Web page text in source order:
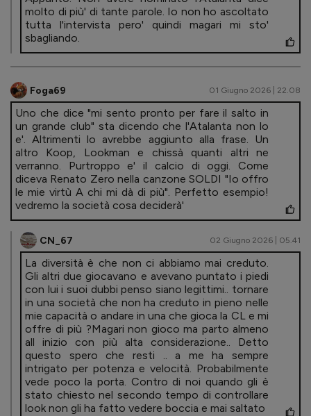
molto di più' di tante parole. Io non ho ascoltato
tutta l'intervista pero' quindi magari mi sto'
sbagliando.
Foga69 01 Giugno 2026 | 22.08
Uno che dice "mi sento pronto per fare il salto in
un grande club" sta dicendo che l'Atalanta non lo
e'. Altrimenti lo avrebbe aggiunto alla frase. Un
altro Koop, Lookman e chissà quanti altri ne
verranno. Purtroppo e' il calcio di oggi. Come
diceva Renato Zero nella canzone SOLDI "Io offro
le mie virtù A chi mi dà di più". Perfetto esempio!
vedremo la società cosa deciderà'
CN_67 02 Giugno 2026 | 05.41
La diversità è che non ci abbiamo mai creduto.
Gli altri due giocavano e avevano puntato i piedi
con lui i suoi dubbi penso siano legittimi.. tornare
in una società che non ha creduto in pieno nelle
mie capacità o andare in una che gioca la CL e mi
offre di più ?Magari non gioco ma parto almeno
all inizio con più alta considerazione.. Detto
questo spero che resti .. a me ha sempre
intrigato per potenza e velocità. Probabilmente
vede poco la porta. Contro di noi quando gli è
stato chiesto nel secondo tempo di controllare
look non gli ha fatto vedere boccia e mai saltato